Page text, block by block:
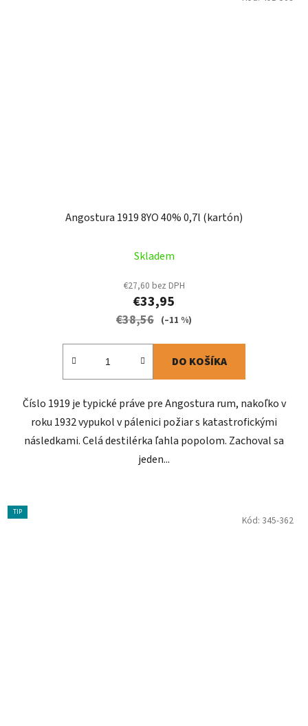
Angostura 1919 8YO 40% 0,7l (kartón)
Skladem
€27,60 bez DPH
€33,95
€38,56 (–11 %)
DO KOŠÍKA
Číslo 1919 je typické práve pre Angostura rum, nakoľko v
roku 1932 vypukol v pálenici požiar s katastrofickými
následkami. Celá destilérka ľahla popolom. Zachoval sa
jeden...
TIP
Kód: 345-362